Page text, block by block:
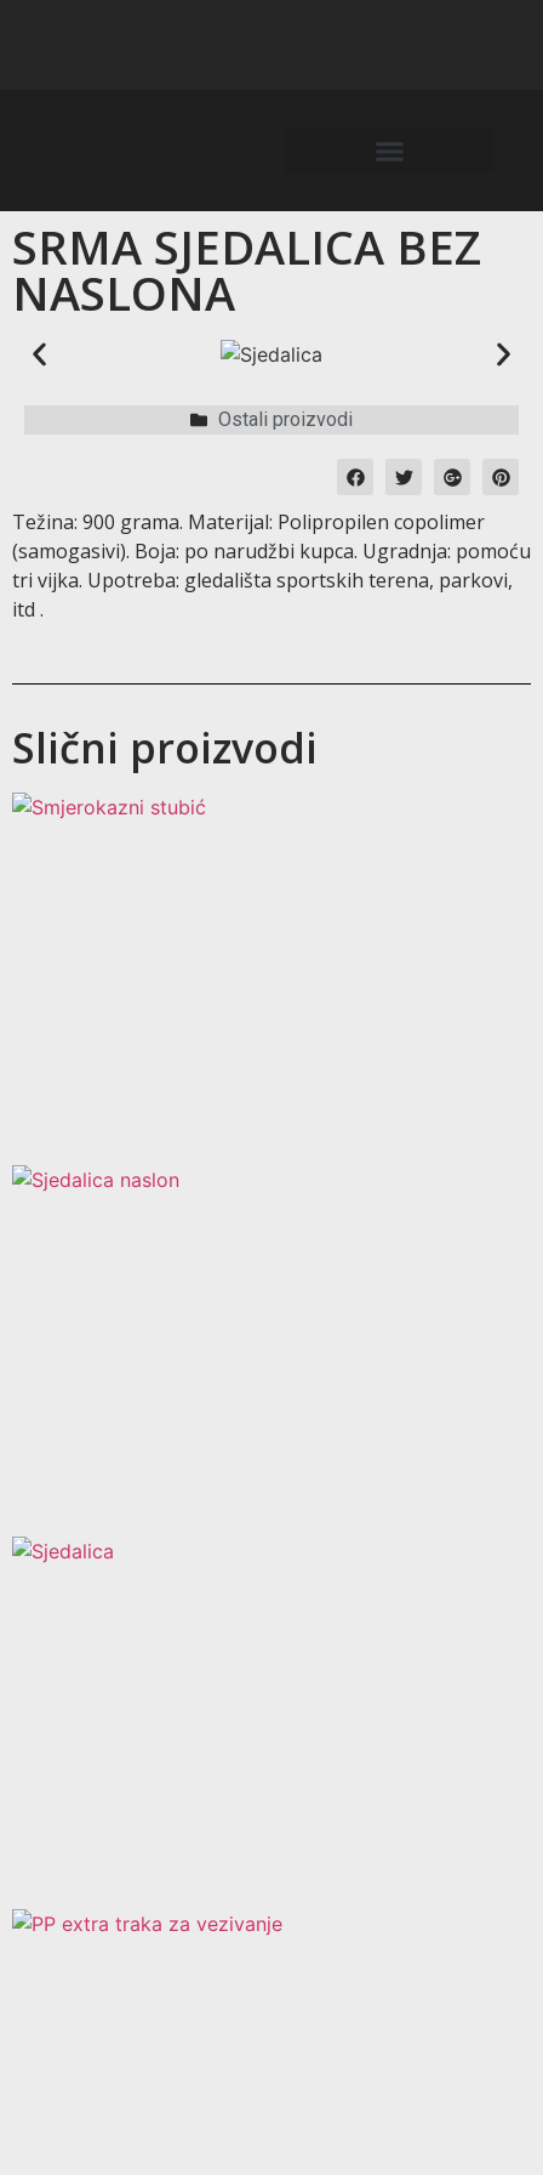
SRMA SJEDALICA BEZ
NASLONA
Ostali proizvodi
Težina: 900 grama. Materijal: Polipropilen copolimer
(samogasivi). Boja: po narudžbi kupca. Ugradnja: pomoću
tri vijka. Upotreba: gledališta sportskih terena, parkovi,
itd .
Slični proizvodi